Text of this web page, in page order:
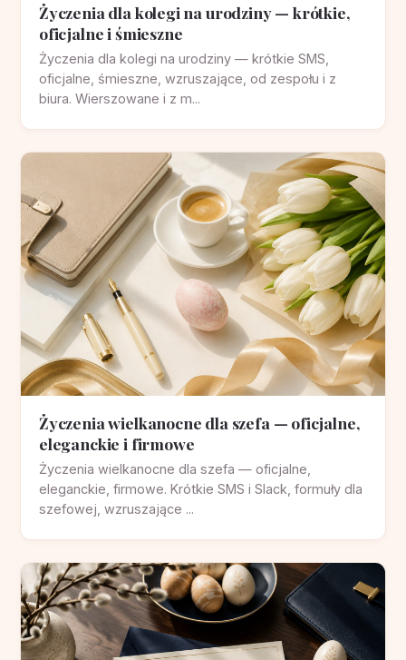
Życzenia dla kolegi na urodziny — krótkie,
oficjalne i śmieszne
Życzenia dla kolegi na urodziny — krótkie SMS,
oficjalne, śmieszne, wzruszające, od zespołu i z
biura. Wierszowane i z m...
Życzenia wielkanocne dla szefa — oficjalne,
eleganckie i firmowe
Życzenia wielkanocne dla szefa — oficjalne,
eleganckie, firmowe. Krótkie SMS i Slack, formuły dla
szefowej, wzruszające ...